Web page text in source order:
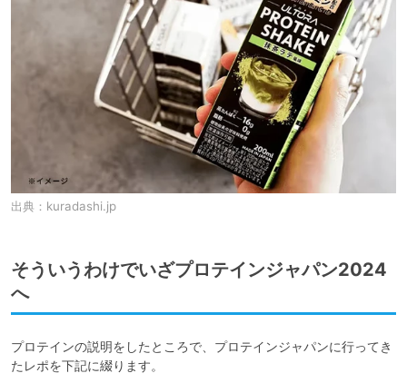
出典： kuradashi.jp
そういうわけでいざプロテインジャパン2024
へ
プロテインの説明をしたところで、プロテインジャパンに行ってき
たレポを下記に綴ります。